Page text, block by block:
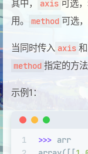
其中， axis 可选
用。
method 可选
当同时传入 axis 和
method 指定的方
示例1：
1
>>> arr